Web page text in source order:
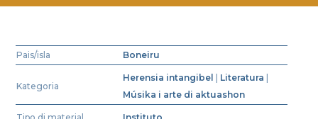
Pais/isla Boneiru
Kategoria
Herensia intangibel Literatura
Músika i arte di aktuashon